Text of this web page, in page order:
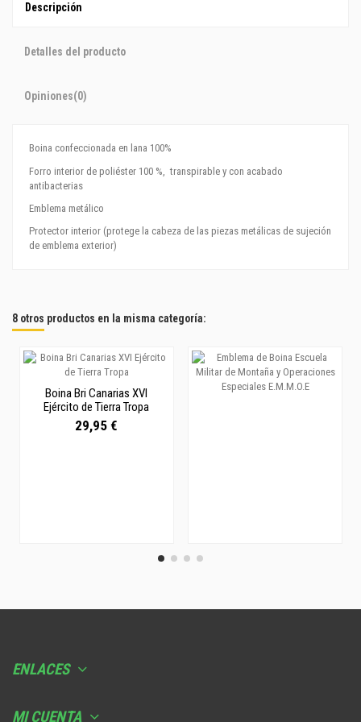
Descripción
Detalles del producto
Opiniones(0)
Boina confeccionada en lana 100%
Forro interior de poliéster 100 %, transpirable y con acabado
antibacterias
Emblema metálico
Protector interior (protege la cabeza de las piezas metálicas de sujeción
de emblema exterior)
8 otros productos en la misma categoría:
Boina Bri Canarias XVI
Ejército de Tierra Tropa
29,95 €
ENLACES
MI CUENTA